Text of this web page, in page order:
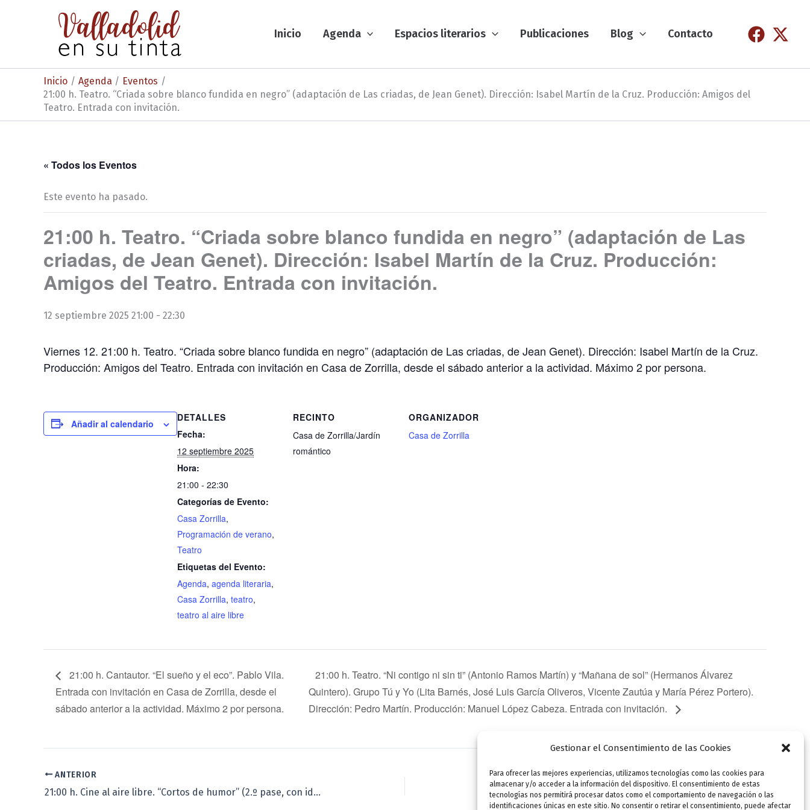
Gestionar el Consentimiento de las Cookies
Para ofrecer las mejores experiencias, utilizamos tecnologías como las cookies para
almacenar y/o acceder a la información del dispositivo. El consentimiento de estas
tecnologías nos permitirá procesar datos como el comportamiento de navegación o las
identificaciones únicas en este sitio. No consentir o retirar el consentimiento, puede afectar
Inicio Agenda Espacios literarios Publicaciones Blog Contacto
Inicio Agenda
Eventos
21:00 h. Teatro. “Criada sobre blanco fundida en negro” (adaptación de Las criadas, de Jean Genet). Dirección: Isabel Martín de la Cruz. Producción: Amigos del
Teatro. Entrada con invitación.
« Todos los Eventos
Este evento ha pasado.
21:00 h. Teatro. “Criada sobre blanco fundida en negro” (adaptación de Las
criadas, de Jean Genet). Dirección: Isabel Martín de la Cruz. Producción:
Amigos del Teatro. Entrada con invitación.
12 septiembre 2025 21:00 - 22:30
Viernes 12. 21:00 h. Teatro. “Criada sobre blanco fundida en negro” (adaptación de Las criadas, de Jean Genet). Dirección: Isabel Martín de la Cruz.
Producción: Amigos del Teatro. Entrada con invitación en Casa de Zorrilla, desde el sábado anterior a la actividad. Máximo 2 por persona.
Añadir al calendario
DETALLES
Fecha:
12 septiembre 2025
Hora:
21:00 - 22:30
Categorías de Evento:
Casa Zorrilla,
Programación de verano,
Teatro
Etiquetas del Evento:
Agenda, agenda literaria,
Casa Zorrilla, teatro,
teatro al aire libre
RECINTO
Casa de Zorrilla/Jardín
romántico
ORGANIZADOR
Casa de Zorrilla
21:00 h. Cantautor. “El sueño y el eco”. Pablo Vila.
Entrada con invitación en Casa de Zorrilla, desde el
sábado anterior a la actividad. Máximo 2 por persona.
21:00 h. Teatro. “Ni contigo ni sin ti” (Antonio Ramos Martín) y “Mañana de sol” (Hermanos Álvarez
Quintero). Grupo Tú y Yo (Lita Barnés, José Luis García Oliveros, Vicente Zautúa y María Pérez Portero).
Dirección: Pedro Martín. Producción: Manuel López Cabeza. Entrada con invitación.
ANTERIOR
21:00 h. Cine al aire libre. “Cortos de humor” (2.º pase, con idéntico contenido que el 1.º). Selección y proyección: Rodinia. Público adulto. Entrada con invitación. desde el sábado anterior de la actividadd
SIGUIENTE
21:00 h. Teatro. “Ni contigo ni sin ti” (Antonio Ramos Martín) y “Mañana de sol” (Hermanos Álvarez Quintero). Grupo Tú y Yo (Lita Barnés, José Luis García Oliveros, Vicente Zautúa y María Pérez Portero). Dirección: Pedro Martín. Producción: Manuel López Cabeza. Entrada con invitación.